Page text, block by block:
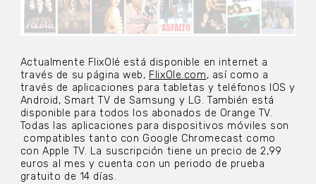
Actualmente FlixOlé está disponible en internet a
través de su página web, FlixOle.com, así como a
través de aplicaciones para tabletas y teléfonos IOS y
Android, Smart TV de Samsung y LG. También está
disponible para todos los abonados de Orange TV.
Todas las aplicaciones para dispositivos móviles son
compatibles tanto con Google Chromecast como
con Apple TV. La suscripción tiene un precio de 2,99
euros al mes y cuenta con un periodo de prueba
gratuito de 14 días.